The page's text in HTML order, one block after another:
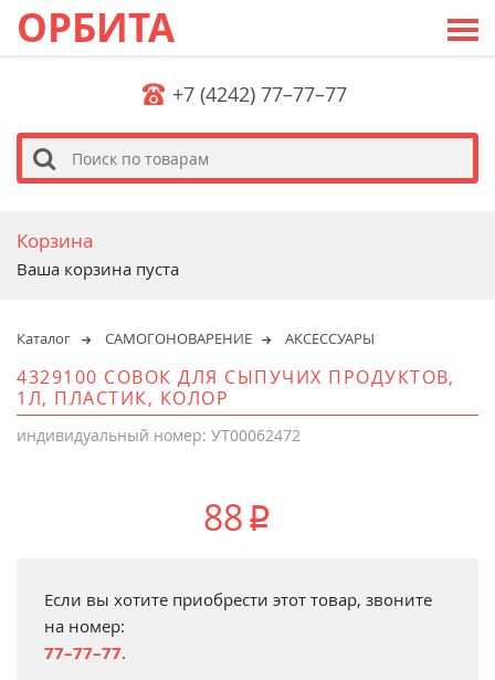
ОРБИТА
+7 (4242) 77–77–77
s
Корзина
Ваша корзина пуста
Каталог САМОГОНОВАРЕНИЕ АКСЕССУАРЫ
4329100 СОВОК ДЛЯ СЫПУЧИХ ПРОДУКТОВ,
1Л, ПЛАСТИК, КОЛОР
индивидуальный номер: УТ00062472
88 p
Если вы хотите приобрести этот товар, звоните
на номер:
77–77–77.